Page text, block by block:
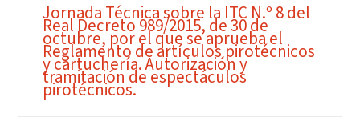
Jornada Técnica sobre la ITC N.º 8 del
Real Decreto 989/2015, de 30 de
octubre, por el que se aprueba el
Reglamento de artículos pirotécnicos
y cartuchería. Autorización y
tramitación de espectáculos
pirotécnicos.